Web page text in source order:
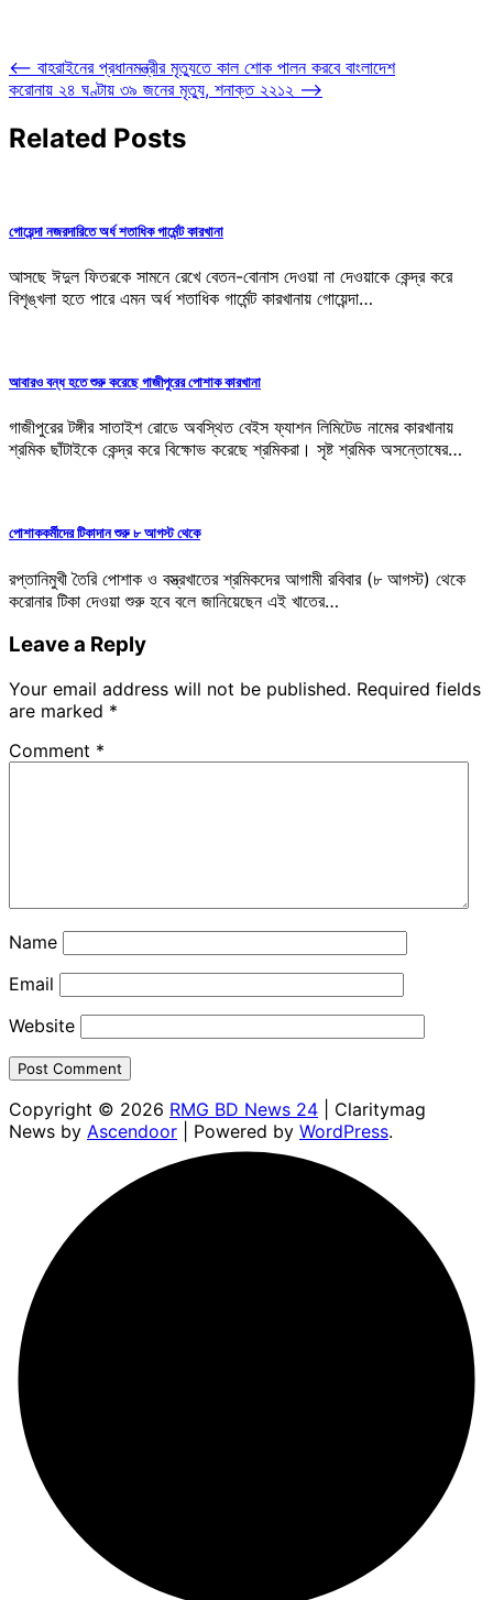
Post
navigation
⟵ বাহরাইনের প্রধানমন্ত্রীর মৃত্যুতে কাল শোক পালন করবে বাংলাদেশ
করোনায় ২৪ ঘণ্টায় ৩৯ জনের মৃত্যু, শনাক্ত ২২১২ ⟶
Related Posts
গোয়েন্দা নজরদারিতে অর্ধ শতাধিক গার্মেন্ট কারখানা
আসছে ঈদুল ফিতরকে সামনে রেখে বেতন-বোনাস দেওয়া না দেওয়াকে কেন্দ্র করে
বিশৃঙ্খলা হতে পারে এমন অর্ধ শতাধিক গার্মেন্ট কারখানায় গোয়েন্দা…
আবারও বন্ধ হতে শুরু করেছে গাজীপুরের পোশাক কারখানা
গাজীপুরের টঙ্গীর সাতাইশ রোডে অবস্থিত বেইস ফ্যাশন লিমিটেড নামের কারখানায়
শ্রমিক ছাঁটাইকে কেন্দ্র করে বিক্ষোভ করেছে শ্রমিকরা। সৃষ্ট শ্রমিক অসন্তোষের…
পোশাককর্মীদের টিকাদান শুরু ৮ আগস্ট থেকে
রপ্তানিমুখী তৈরি পোশাক ও বস্ত্রখাতের শ্রমিকদের আগামী রবিবার (৮ আগস্ট) থেকে
করোনার টিকা দেওয়া শুরু হবে বলে জানিয়েছেন এই খাতের…
Leave a Reply
Your email address will not be published. Required fields
are marked *
Comment *
Name
Email
Website
Copyright © 2026 RMG BD News 24 | Claritymag
News by Ascendoor | Powered by WordPress.